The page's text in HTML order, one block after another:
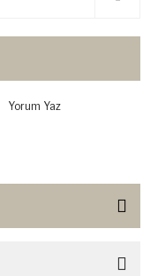
Yorum Yaz